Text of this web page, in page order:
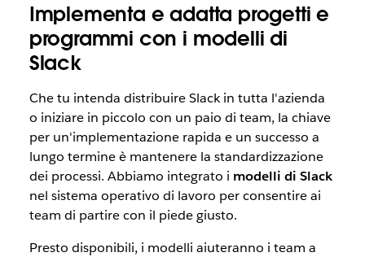
Implementa e adatta progetti e
programmi con i modelli di
Slack
Che tu intenda distribuire Slack in tutta l'azienda
o iniziare in piccolo con un paio di team, la chiave
per un'implementazione rapida e un successo a
lungo termine è mantenere la standardizzazione
dei processi. Abbiamo integrato i modelli di Slack
nel sistema operativo di lavoro per consentire ai
team di partire con il piede giusto.
Presto disponibili, i modelli aiuteranno i team a